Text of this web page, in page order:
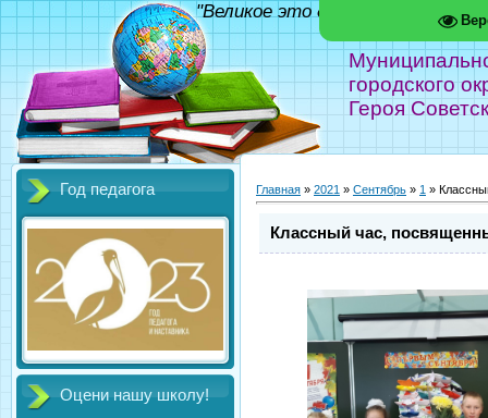
городского
Героя
"Великое это дело - школа!"
Год педагога
Оцени нашу школу!
Главная » 2021 » Сентябрь » 1 »
Классный час,